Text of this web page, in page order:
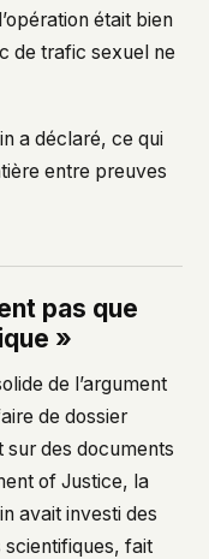
était bien
de trafic sexuel ne
a déclaré, ce qui
entre preuves
pas que
»
de l’argument
de dossier
sur des documents
of Justice, la
avait investi des
scientifiques, fait